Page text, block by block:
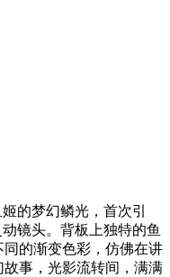
的梦幻鳞光，首次引
镜头。背板上独特的鱼
的渐变色彩，仿佛在讲
事，光影流转间，满满